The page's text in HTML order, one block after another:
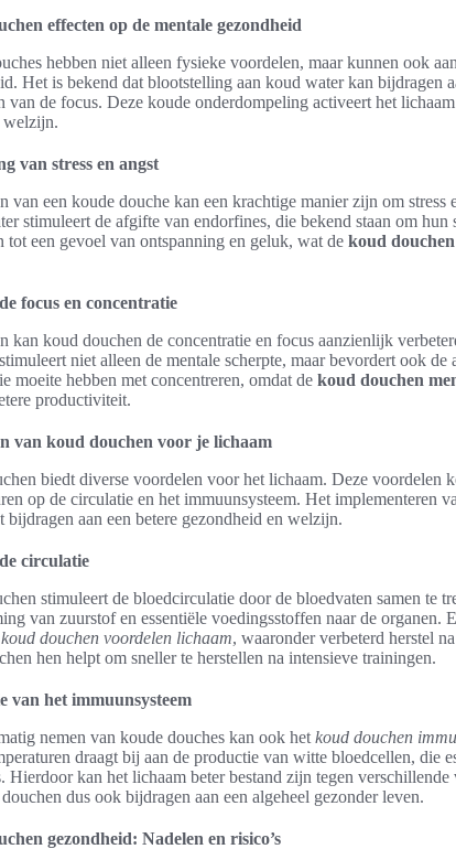
effecten op de mentale gezondheid
hebben niet alleen fysieke voordelen, maar kunnen ook
Het is bekend dat blootstelling aan koud water kan bijdragen
van de focus. Deze koude onderdompeling activeert het
welzijn.
van stress en angst
van een koude douche kan een krachtige manier zijn om
stimuleert de afgifte van endorfines, die bekend staan om
tot een gevoel van ontspanning en geluk, wat de koud
focus en concentratie
kan koud douchen de concentratie en focus aanzienlijk
niet alleen de mentale scherpte, maar bevordert ook
moeite hebben met concentreren, omdat de koud douchen
productiviteit.
van koud douchen voor je lichaam
biedt diverse voordelen voor het lichaam. Deze voordelen
op de circulatie en het immuunsysteem. Het implementeren
bijdragen aan een betere gezondheid en welzijn.
circulatie
stimuleert de bloedcirculatie door de bloedvaten samen te
van zuurstof en essentiële voedingsstoffen naar de organen.
koud douchen voordelen lichaam, waaronder verbeterd herstel
hen helpt om sneller te herstellen na intensieve trainingen.
van het immuunsysteem
nemen van koude douches kan ook het koud douchen
draagt bij aan de productie van witte bloedcellen, die
Hierdoor kan het lichaam beter bestand zijn tegen
dus ook bijdragen aan een algeheel gezonder leven.
gezondheid: Nadelen en risico’s